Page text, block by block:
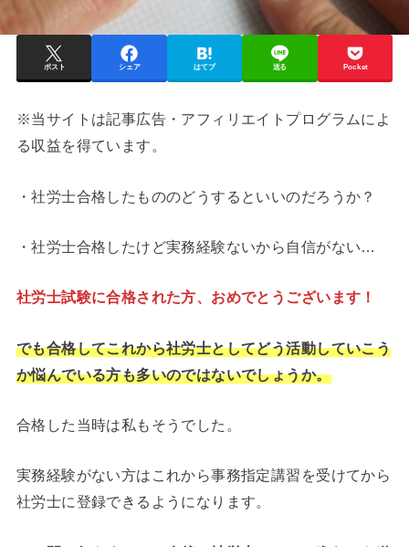
ポスト シェア はてブ 送る Pocket
※当サイトは記事広告・アフィリエイトプログラムによ
る収益を得ています。
・社労士合格したもののどうするといいのだろうか？
・社労士合格したけど実務経験ないから自信がない…
社労士試験に合格された方、おめでとうございます！
でも合格してこれから社労士としてどう活動していこう
か悩んでいる方も多いのではないでしょうか。
合格した当時は私もそうでした。
実務経験がない方はこれから事務指定講習を受けてから
社労士に登録できるようになります。